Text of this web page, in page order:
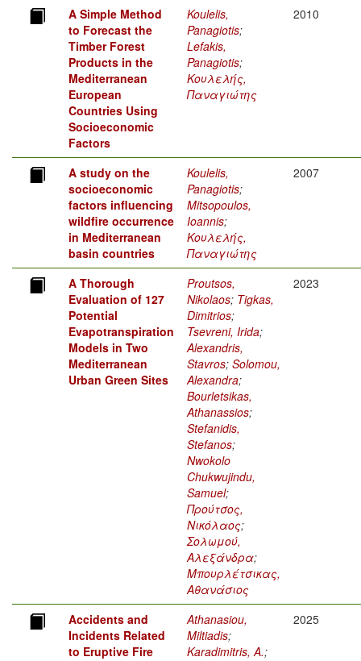
A Simple Method
to Forecast the
Timber Forest
Products in the
Mediterranean
European
Countries Using
Socioeconomic
Factors
Koulelis,
Panagiotis;
Lefakis,
Panagiotis;
Κουλελής,
Παναγιώτης
2010
A study on the
socioeconomic
factors influencing
wildfire occurrence
in Mediterranean
basin countries
Koulelis,
Panagiotis;
Mitsopoulos,
Ioannis;
Κουλελής,
Παναγιώτης
2007
A Thorough
Evaluation of 127
Potential
Evapotranspiration
Models in Two
Mediterranean
Urban Green Sites
Proutsos,
Nikolaos; Tigkas,
Dimitrios;
Tsevreni, Irida;
Alexandris,
Stavros; Solomou,
Alexandra;
Bourletsikas,
Athanassios;
Stefanidis,
Stefanos;
Nwokolo
Chukwujindu,
Samuel;
Προύτσος,
Νικόλαος;
Σολωμού,
Αλεξάνδρα;
Μπουρλέτσικας,
Αθανάσιος
2023
Accidents and
Incidents Related
to Eruptive Fire
Athanasiou,
Miltiadis;
Karadimitris, A.;
2025